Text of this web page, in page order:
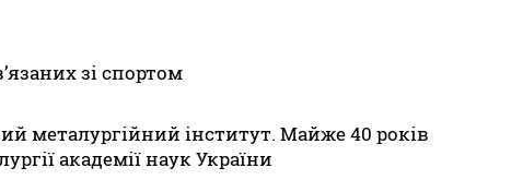
зі спортом
металургійний інститут. Майже 40 років
академії наук України